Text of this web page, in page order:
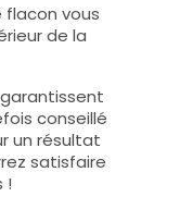
flacon vous
de la
conseillé
un résultat
satisfaire
!